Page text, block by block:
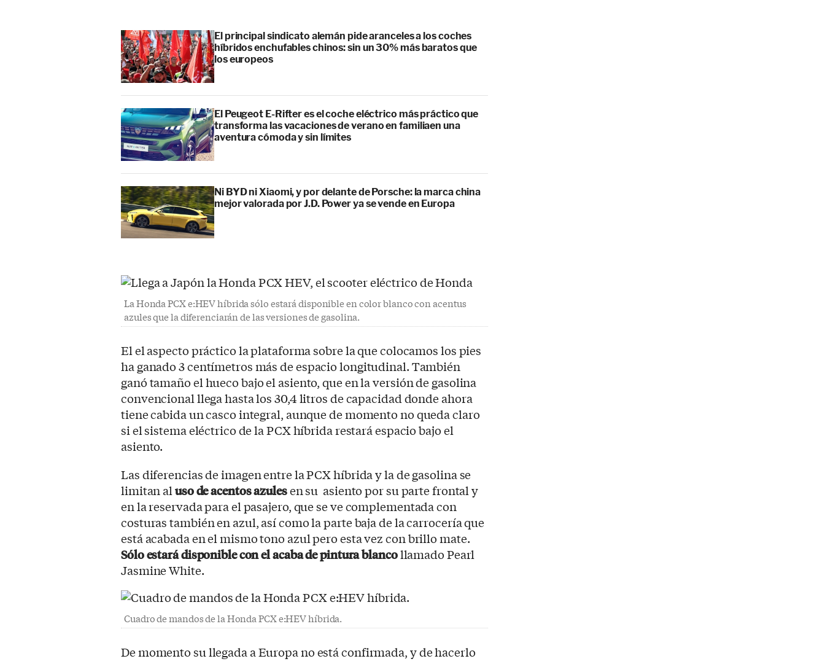
El principal sindicato alemán pide aranceles a los coches
híbridos enchufables chinos: sin un 30% más baratos que
los europeos
El Peugeot E-Rifter es el coche eléctrico más práctico que
transforma las vacaciones de verano en familiaen una
aventura cómoda y sin límites
Ni BYD ni Xiaomi, y por delante de Porsche: la marca china
mejor valorada por J.D. Power ya se vende en Europa
La Honda PCX e:HEV híbrida sólo estará disponible en color blanco con acentus
azules que la diferenciarán de las versiones de gasolina.
El el aspecto práctico la plataforma sobre la que colocamos los pies
ha ganado 3 centímetros más de espacio longitudinal. También
ganó tamaño el hueco bajo el asiento, que en la versión de gasolina
convencional llega hasta los 30,4 litros de capacidad donde ahora
tiene cabida un casco integral, aunque de momento no queda claro
si el sistema eléctrico de la PCX híbrida restará espacio bajo el
asiento.
Las diferencias de imagen entre la PCX híbrida y la de gasolina se
limitan aluso de acentos azulesen su asiento por su parte frontal y
en la reservada para el pasajero, que se ve complementada con
costuras también en azul, así como la parte baja de la carrocería que
está acabada en el mismo tono azul pero esta vez con brillo mate.
Sólo estará disponible con el acaba de pintura blancollamado Pearl
Jasmine White.
Cuadro de mandos de la Honda PCX e:HEV híbrida.
De momento su llegada a Europa no está confirmada, y de hacerlo